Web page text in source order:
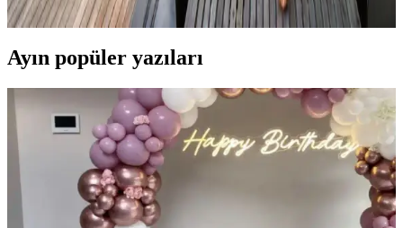
seçimler verandanın atmosferini ve dış görünümünü güçlendirir.
Ayın popüler yazıları